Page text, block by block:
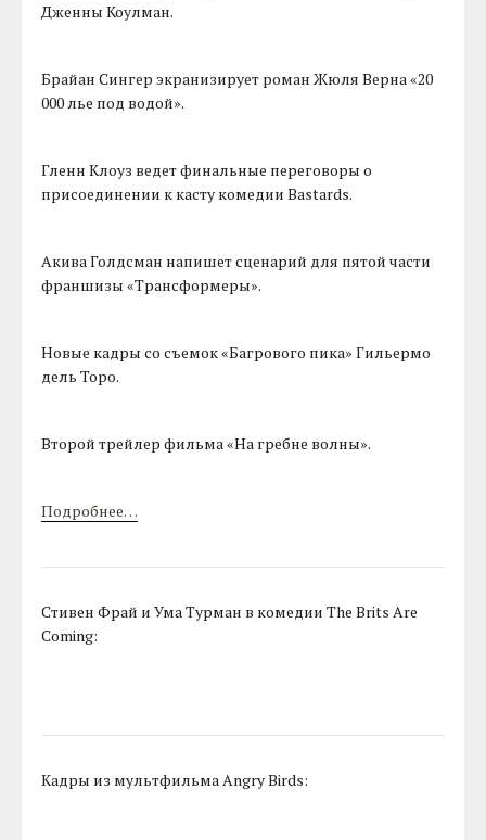
Дженны Коулман.
Брайан Сингер экранизирует роман Жюля Верна «20
000 лье под водой».
Гленн Клоуз ведет финальные переговоры о
присоединении к касту комедии Bastards.
Акива Голдсман напишет сценарий для пятой части
франшизы «Трансформеры».
Новые кадры со съемок «Багрового пика» Гильермо
дель Торо.
Второй трейлер фильма «На гребне волны».
Подробнее…
Стивен Фрай и Ума Турман в комедии The Brits Are
Coming:
Кадры из мультфильма Angry Birds: